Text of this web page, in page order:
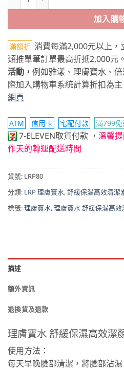
加入購
滿額折 消費每滿2,000元以上
類推單筆訂單最高折抵2,000元。
活動， 例如雅漾、理膚寶水、
際加入購物車系統計算折扣為
網頁
ATM 信用卡 宅配付款 滿799免
7-ELEVEN取貨付款 ， 溫馨
作天的轉運配送時間
貨號: LRP80
分類: LRP 理膚寶水,舒緩保濕高效清潔
標籤:理膚寶水,理膚寶水 舒緩保濕高
描述
額外資訊
退換貨及退款
理膚寶水 舒緩保濕高效潔
使用方法：
每天早晚臉部清潔，將臉部沾